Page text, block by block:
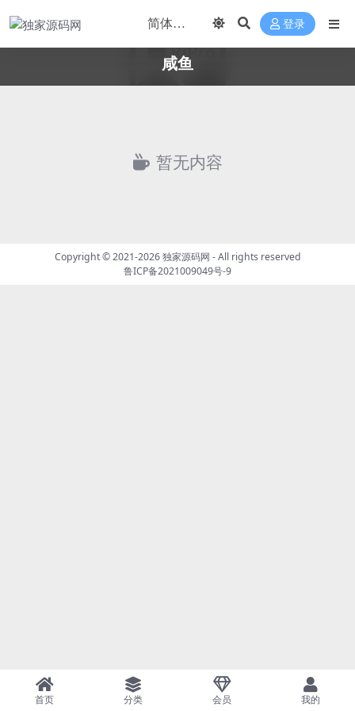
登录
咸鱼
暂无内容
Copyright © 2021-2026独家源码网 - All rights reserved
鲁ICP备2021009049号-9
首页 分类 会员 我的